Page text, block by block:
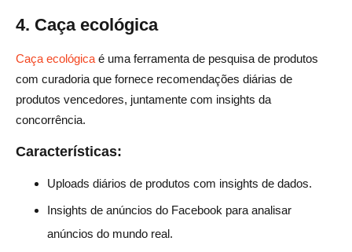
4. Caça ecológica
Caça ecológica é uma ferramenta de pesquisa de produtos
com curadoria que fornece recomendações diárias de
produtos vencedores, juntamente com insights da
concorrência.
Características:
Uploads diários de produtos com insights de dados.
Insights de anúncios do Facebook para analisar
anúncios do mundo real.